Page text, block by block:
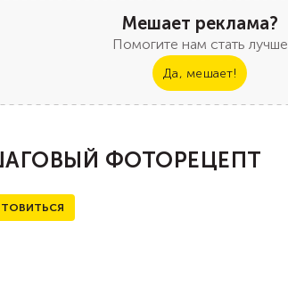
Мешает реклама?
Помогите нам стать лучше
Да, мешает!
ФОТОРЕЦЕПТ